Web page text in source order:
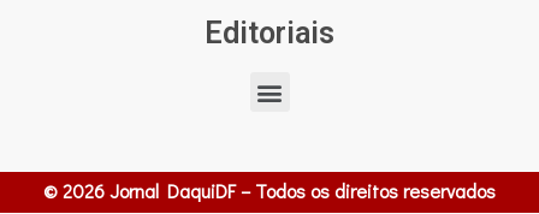
Editoriais
© 2026 Jornal DaquiDF – Todos os direitos reservados